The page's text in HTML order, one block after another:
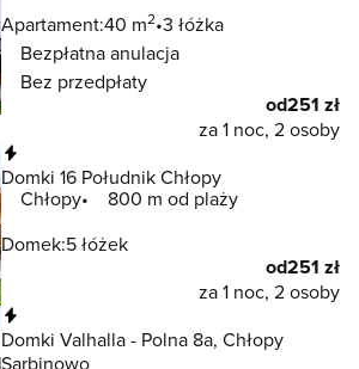
Apartament:40 m2 3 łóżka
Bezpłatna anulacja
Bez przedpłaty
od251 zł
za 1 noc, 2 osoby
Domki 16 Południk Chłopy
Chłopy
800 m od plaży
Domek:5 łóżek
od251 zł
za 1 noc, 2 osoby
Domki Valhalla - Polna 8a, Chłopy
Sarbinowo